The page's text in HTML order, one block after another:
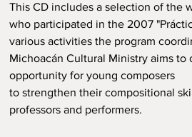
This CD includes a selection of the
who participated in the 2007
various activities the program
Michoacán Cultural Ministry aims to
opportunity for young composers
to strengthen their compositional
professors and performers.